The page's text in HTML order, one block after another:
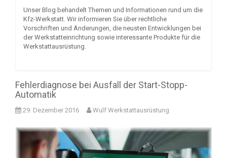
Unser Blog behandelt Themen und Informationen rund um die
Kfz-Werkstatt. Wir informieren Sie über rechtliche
Vorschriften und Änderungen, die neusten Entwicklungen bei
der Werkstatteinrichtung sowie interessante Produkte für die
Werkstattausrüstung.
Fehlerdiagnose bei Ausfall der Start-Stopp-
Automatik
29. Dezember 2016 Wulf Werkstattausrüstung